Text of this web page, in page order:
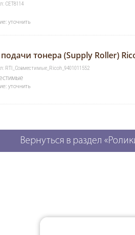
CET8114
уточнить
тонера (Supply Roller)
RTI_Совместимые_Ricoh_9401011552
уточнить
Вернуться в раздел